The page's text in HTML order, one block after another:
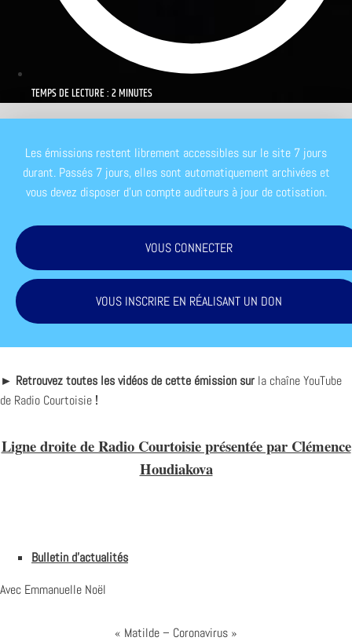
TEMPS DE LECTURE : 2 MINUTES
Les émissions restent librement accessibles sur le site 7 jours
durant. Passés 7 jours, elles sont automatiquement archivées et
vous devez disposer d'un compte auditeurs à jour de cotisation.
VOUS CONNECTER
VOUS INSCRIRE EN RÉALISANT UN DON
► Retrouvez toutes les vidéos de cette émission sur la chaîne YouTube
de Radio Courtoisie !
Ligne droite de Radio Courtoisie présentée par Clémence
Houdiakova
Bulletin d’actualités
Avec Emmanuelle Noël
« Matilde – Coronavirus »